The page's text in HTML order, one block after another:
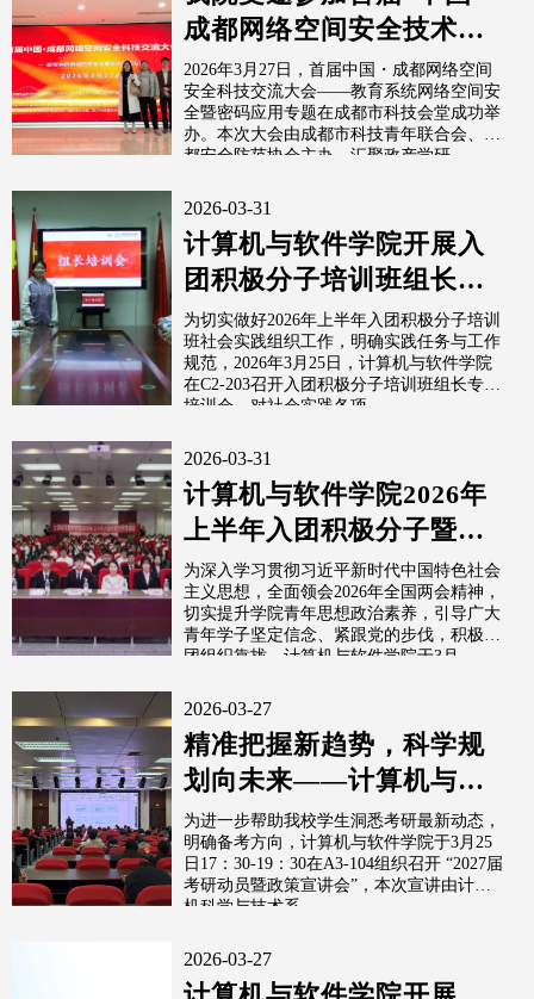
成都网络空间安全技术交
流大会”并斩获多项论文奖
项
2026年3月27日，首届中国・成都网络空间
安全科技交流大会——教育系统网络空间安
全暨密码应用专题在成都市科技会堂成功举
办。本次大会由成都市科技青年联合会、成
都安全防范协会主办，汇聚政产学研...
2026-03-31
计算机与软件学院开展入
团积极分子培训班组长培
训会
为切实做好2026年上半年入团积极分子培训
班社会实践组织工作，明确实践任务与工作
规范，2026年3月25日，计算机与软件学院
在C2-203召开入团积极分子培训班组长专项
培训会，对社会实践各项...
2026-03-31
计算机与软件学院2026年
上半年入团积极分子暨大
学生骨干培训班开班
为深入学习贯彻习近平新时代中国特色社会
主义思想，全面领会2026年全国两会精神，
切实提升学院青年思想政治素养，引导广大
青年学子坚定信念、紧跟党的步伐，积极向
团组织靠拢，计算机与软件学院于3月...
2026-03-27
精准把握新趋势，科学规
划向未来——计算机与软
件学院开展2027届考研动
员暨政...
为进一步帮助我校学生洞悉考研最新动态，
明确备考方向，计算机与软件学院于3月25
日17：30-19：30在A3-104组织召开 “2027届
考研动员暨政策宣讲会”，本次宣讲由计算
机科学与技术系...
2026-03-27